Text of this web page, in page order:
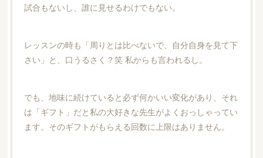
試合もないし、誰に見せるわけでもない。
レッスンの時も「周りとは比べないで、自分自身を見て下
さい」と、口うるさく？笑 私からも言われるし。
でも、地味に続けていると必ず何かいい変化があり、それ
は「ギフト」だと私の大好きな先生がよくおっしゃってい
ます。そのギフトがもらえる回数に上限はありません。